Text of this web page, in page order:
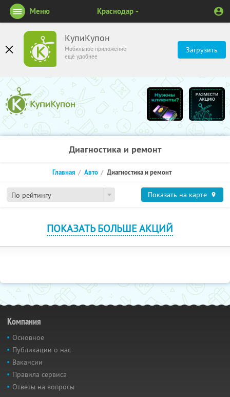
КупиКупон
Мобильное приложение
ещё удобнее
Загрузить
Меню Краснодар
Диагностика и ремонт
По рейтингу
Главная Авто Диагностика и ремонт
Показать на карте
ПОКАЗАТЬ БОЛЬШЕ АКЦИЙ
Компания
Основное
Публикации о нас
Вакансии
Правила сервиса
Ответы на вопросы